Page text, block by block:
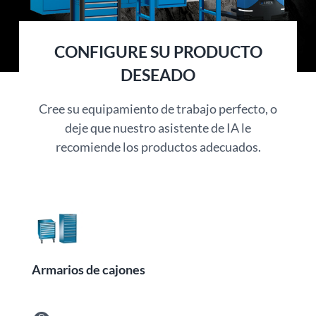
CONFIGURE SU PRODUCTO
DESEADO
Cree su equipamiento de trabajo perfecto, o
deje que nuestro asistente de IA le
recomiende los productos adecuados.
Armarios de cajones